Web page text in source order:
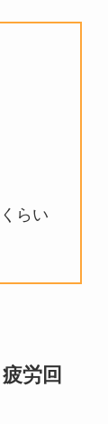
らい
労回